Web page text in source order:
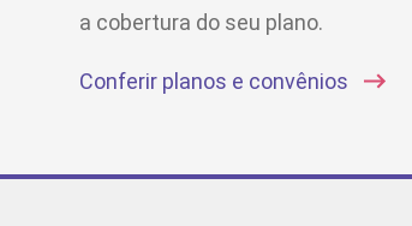
a cobertura do seu plano.
Conferir planos e convênios